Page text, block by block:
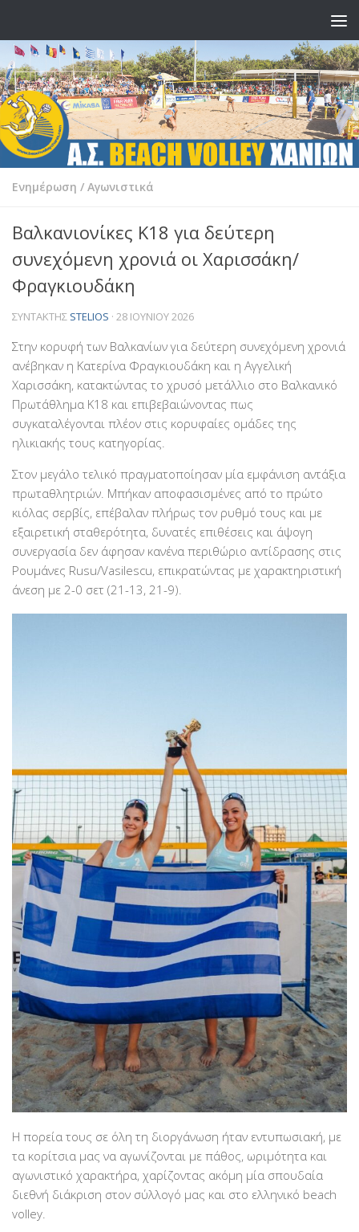
Ενημέρωση / Αγωνιστικά
Βαλκανιονίκες Κ18 για δεύτερη
συνεχόμενη χρονιά οι Χαρισσάκη/
Φραγκιουδάκη
ΣΥΝΤΆΚΤΗΣ STELIOS · 28 ΙΟΥΝΊΟΥ 2026
Στην κορυφή των Βαλκανίων για δεύτερη συνεχόμενη χρονιά
ανέβηκαν η Κατερίνα Φραγκιουδάκη και η Αγγελική
Χαρισσάκη, κατακτώντας το χρυσό μετάλλιο στο Βαλκανικό
Πρωτάθλημα Κ18 και επιβεβαιώνοντας πως
συγκαταλέγονται πλέον στις κορυφαίες ομάδες της
ηλικιακής τους κατηγορίας.
Στον μεγάλο τελικό πραγματοποίησαν μία εμφάνιση αντάξια
πρωταθλητριών. Μπήκαν αποφασισμένες από το πρώτο
κιόλας σερβίς, επέβαλαν πλήρως τον ρυθμό τους και με
εξαιρετική σταθερότητα, δυνατές επιθέσεις και άψογη
συνεργασία δεν άφησαν κανένα περιθώριο αντίδρασης στις
Ρουμάνες Rusu/Vasilescu, επικρατώντας με χαρακτηριστική
άνεση με 2-0 σετ (21-13, 21-9).
Η πορεία τους σε όλη τη διοργάνωση ήταν εντυπωσιακή, με
τα κορίτσια μας να αγωνίζονται με πάθος, ωριμότητα και
αγωνιστικό χαρακτήρα, χαρίζοντας ακόμη μία σπουδαία
διεθνή διάκριση στον σύλλογό μας και στο ελληνικό beach
volley.